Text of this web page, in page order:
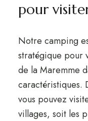
pour
Notre camping
stratégique pour
de la Maremme
caractéristiques.
vous pouvez
villages, soit les